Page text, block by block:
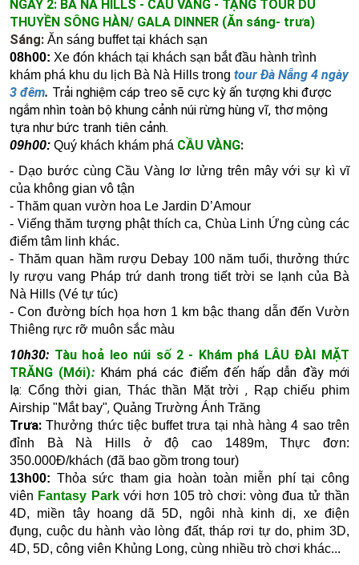
NGÀY 2: BÀ NÀ HILLS - CẦU VÀNG - TẶNG TOUR DU
THUYỀN SÔNG HÀN/ GALA DINNER (Ăn sáng- trưa)
Sáng: Ăn sáng buffet tại khách sạn
08h00: Xe đón khách tại khách sạn bắt đầu hành trình
khám phá khu du lịch Bà Nà Hillstrongtour Đà Nẵng 4 ngày
3 đêm. Trải nghiệm cáp treo sẽ cực kỳ ấn tượng khi được
ngắm nhìn toàn bộ khung cảnh núi rừng hùng vĩ, thơ mộng
tựa như bức tranh tiên cảnh.
09h00: Quý khách khám phá CẦU VÀNG:
- Dạo bước cùng Cầu Vàng lơ lửng trên mây với sự kì vĩ
của không gian vô tận
- Thăm quan vườn hoa Le Jardin D’Amour
- Viếng thăm tượng phật thích ca, Chùa Linh Ứng cùng các
điểm tâm linh khác.
- Thăm quan hầm rượu Debay 100 năm tuổi, thưởng thức
ly rượu vang Pháp trứ danh trong tiết trời se lạnh của Bà
Nà Hills (Vé tự túc)
-Con đường bích họa hơn 1 km bậc thang dẫn đến Vườn
Thiêng rực rỡ muôn sắc màu
10h30: Tàu hoả leo núi số 2 - Khám phá LÂU ĐÀI MẶT
TRĂNG (Mới): Khám phá các điểm đến hấp dẫn đầy mới
lạ: Cổng thời gian, Thác thần Mặt trời , Rạp chiếu phim
Airship "Mắt bay",Quảng Trường Ánh Trăng
Trưa:Thưởng thức tiệc buffet trưa tại nhà hàng 4 sao trên
đỉnh Bà Nà Hills ở độ cao 1489m, Thực đơn:
350.000Đ/khách (đã bao gồm trong tour)
13h00: Thỏa sức tham gia hoàn toàn miễn phí tại công
viên Fantasy Park với hơn 105 trò chơi: vòng đua tử thần
4D, miền tây hoang dã 5D, ngôi nhà kinh dị, xe điện
đụng, cuộc du hành vào lòng đất, tháp rơi tự do, phim 3D,
4D, 5D, công viên Khủng Long,cùng nhiều trò chơi khác​...